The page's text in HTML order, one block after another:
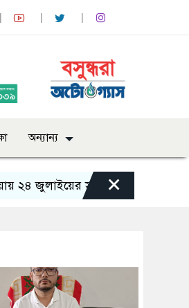
অন্যান্য
জুলাইয়ের স্মৃতিচারণ: গুমের ভয়াবহ
×